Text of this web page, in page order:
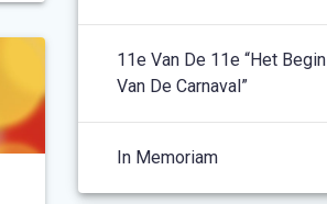
11e Van De 11e “het Begin
Van De Carnaval”
In Memoriam